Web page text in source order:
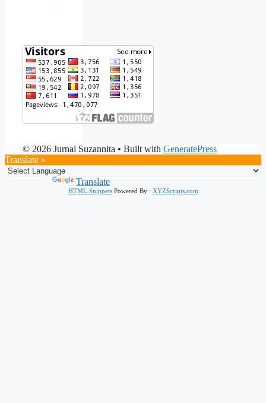
© 2026 Jurnal Suzannita • Built with GeneratePress
Translate »
Translate
HTML SnippetsPowered By : XYZScripts.com